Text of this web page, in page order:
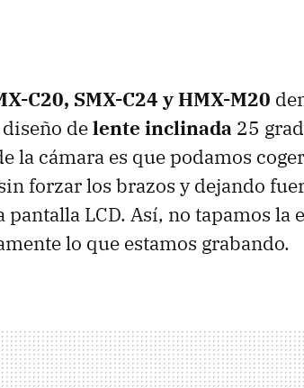
C20, SMX-C24 y HMX-M20
delente inclinada 25
la cámara es que podamos
forzar los brazos y dejando
LCD. Así, no tapamos la
lo que estamos grabando.